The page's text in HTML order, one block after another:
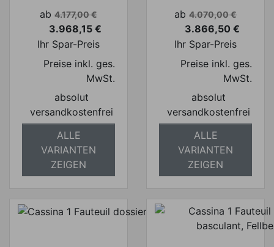
Verkaufspreis
ab 4.177,00 €
Preis
3.968,15 €
Ihr Spar-Preis
Preise inkl. ges.
MwSt.
absolut
versandkostenfrei
ALLE
VARIANTEN
ZEIGEN
Verkaufspreis
ab 4.070,00 €
Preis
3.866,50 €
Ihr Spar-Preis
Preise inkl. ges.
MwSt.
absolut
versandkostenfrei
ALLE
VARIANTEN
ZEIGEN